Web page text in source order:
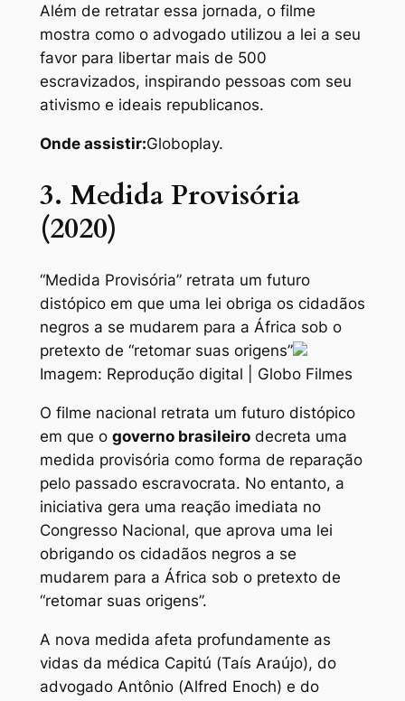
Além de retratar essa jornada, o filme
mostra como o advogado utilizou a lei a seu
favor para libertar mais de 500
escravizados, inspirando pessoas com seu
ativismo e ideais republicanos.
Onde assistir:Globoplay.
3. Medida Provisória
(2020)
“Medida Provisória” retrata um futuro
distópico em que uma lei obriga os cidadãos
negros a se mudarem para a África sob o
pretexto de “retomar suas origens”
Imagem: Reprodução digital | Globo Filmes
O filme nacional retrata um futuro distópico
em que o governo brasileirodecreta uma
medida provisória como forma de reparação
pelo passado escravocrata. No entanto, a
iniciativa gera uma reação imediata no
Congresso Nacional, que aprova uma lei
obrigando os cidadãos negros a se
mudarem para a África sob o pretexto de
“retomar suas origens”.
A nova medida afeta profundamente as
vidas da médica Capitú (Taís Araújo), do
advogado Antônio (Alfred Enoch) e do